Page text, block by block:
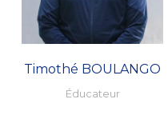
Timothé BOULANGO
Éducateur